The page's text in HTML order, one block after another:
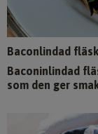
Baconlindad
Baconinlindad
som den ger